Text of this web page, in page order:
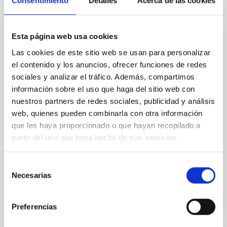
Esta página web usa cookies
Las cookies de este sitio web se usan para personalizar
el contenido y los anuncios, ofrecer funciones de redes
sociales y analizar el tráfico. Además, compartimos
información sobre el uso que haga del sitio web con
nuestros partners de redes sociales, publicidad y análisis
web, quienes pueden combinarla con otra información
que les haya proporcionado o que hayan recopilado a
partir del uso que haya hecho de sus servicios.
Necesarias
Preferencias
Convenio de colaboración DECA entre
INCYDE y el IAC dentro del proyecto
"Incubadora de Alta Tecnología para el
fomento de la innovación y la transferencia
de la tecnología a las MICROPYMES"
Este Convenio se suscribe entre ambas partes en
cumplimiento de la Cláusula Vigesimotercera de la
Convocatoria reguladora de la Concesión de ayudas
relativas al proyecto Incubadoras de Alta Tecnología
No vigente